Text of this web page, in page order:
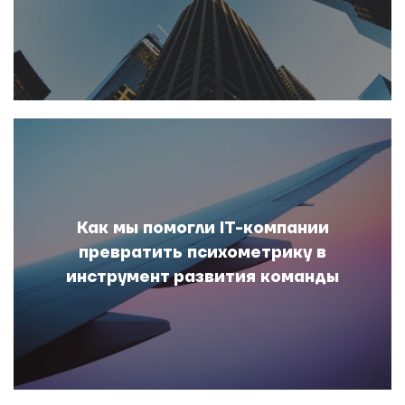
Как мы помогли IT-компании
превратить психометрику в
инструмент развития команды